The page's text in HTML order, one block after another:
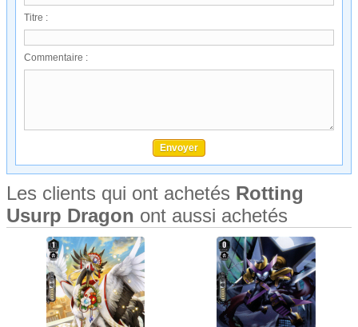
Titre :
Commentaire :
Les clients qui ont achetés Rotting
Usurp Dragon ont aussi achetés